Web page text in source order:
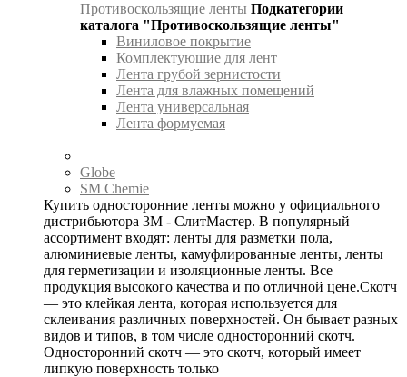
Противоскользящие ленты Подкатегории
каталога "Противоскользящие ленты"
Виниловое покрытие
Комплектуюшие для лент
Лента грубой зернистости
Лента для влажных помещений
Лента универсальная
Лента формуемая
Globe
SM Chemie
Купить односторонние ленты можно у официального
дистрибьютора 3М - СлитМастер. В популярный
ассортимент входят: ленты для разметки пола,
алюминиевые ленты, камуфлированные ленты, ленты
для герметизации и изоляционные ленты. Все
продукция высокого качества и по отличной цене.Скотч
— это клейкая лента, которая используется для
склеивания различных поверхностей. Он бывает разных
видов и типов, в том числе односторонний скотч.
Односторонний скотч — это скотч, который имеет
липкую поверхность только